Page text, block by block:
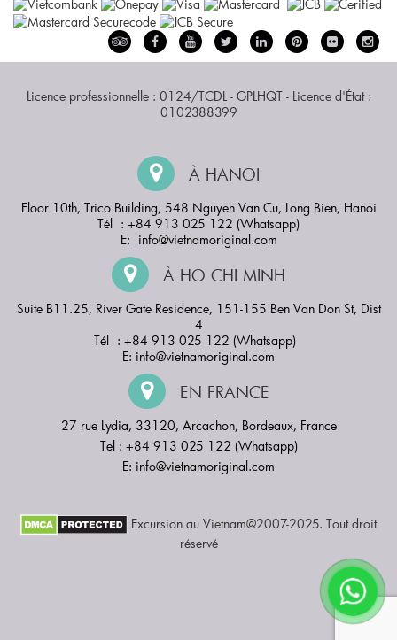
Licence professionnelle : 0124/TCDL - GPLHQT - Licence d'État :
0102388399
À HANOI
Floor 10th, Trico Building, 548 Nguyen Van Cu, Long Bien, Hanoi
Tél : +84 913 025 122 (Whatsapp)
E: info@vietnamoriginal.com
À HO CHI MINH
Suite B11.25, River Gate Residence, 151-155 Ben Van Don St, Dist
4
Tél : +84 913 025 122 (Whatsapp)
E: info@vietnamoriginal.com
EN FRANCE
27 rue Lydia, 33120, Arcachon, Bordeaux, France
Tel : +84 913 025 122 (Whatsapp)
E: info@vietnamoriginal.com
Excursion au Vietnam@2007-2025. Tout droit
réservé